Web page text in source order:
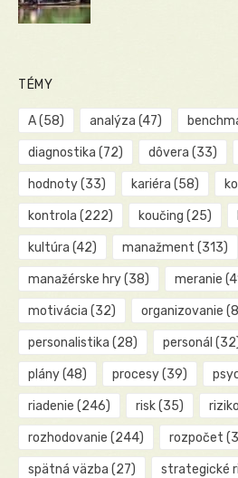
TÉMY
A(58) analýza (47)
diagnostika (72) dôvera (33)
hodnoty(33) kariéra (58)
kontrola (222) koučing (25)
kultúra (42) manažment (313)
manažérske hry(38) meranie
motivácia (32) organizovanie
personalistika (28) personál
plány(48) procesy(39)
riadenie (246) risk(35) riziko
rozhodovanie (244) rozpočet
spätná väzba (27) strategické